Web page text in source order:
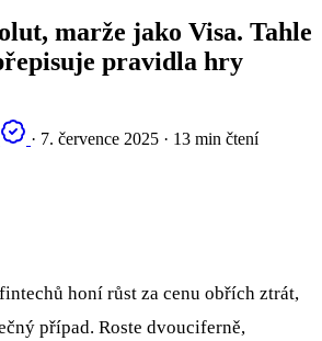
marže jako Visa. Tahle
pravidla hry
· 7. července 2025 · 13 min čtení
honí růst za cenu obřích ztrát,
případ. Roste dvouciferně,